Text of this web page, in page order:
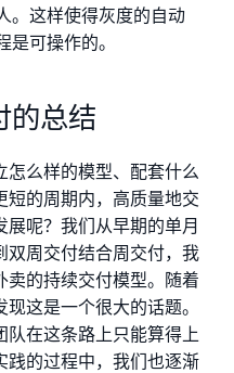
。这样使得灰度的自动
可操作的。
的总结
怎么样的模型、配套什么
短的周期内，高质量地交
呢？我们从早期的单月
双周交付结合周交付，我
卖的持续交付模型。随着
这是一个很大的话题。
队在这条路上只能算得上
践的过程中，我们也逐渐